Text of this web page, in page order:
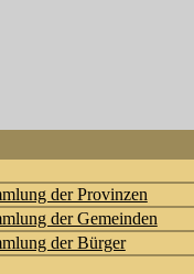
der Provinzen
der Gemeinden
der Bürger